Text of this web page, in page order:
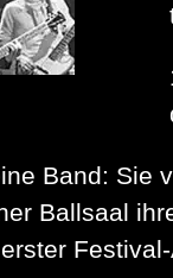
Band: Sie
Ballsaal